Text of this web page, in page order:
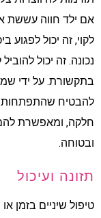
אם ילד חווה עששת
לקוי, זה יכול לפגוע
נכונה. זה יכול
בתקשורת. על ידי
להבטיח שהתפתחות
חלקה, ומאפשרת
ובטוחה.
תזונה ועיכול
טיפול שיניים בזמן